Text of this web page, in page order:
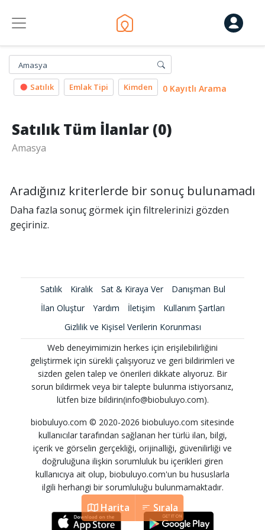
Amasya
Satılık Emlak Tipi Kimden 0 Kayıtlı Arama
Harita Sırala
Harita
Satılık Tüm İlanlar (0)
Amasya
Aradığınız kriterlerde bir sonuç bulunamadı
Daha fazla sonuç görmek için filtrelerinizi gözden
geçiriniz.
Satılık Kiralık Sat & Kiraya Ver
Danışman Bul
İlan Oluştur
Yardım İletişim
Kullanım Şartları
Gizlilik ve Kişisel Verilerin Korunması
Web deneyimimizin herkes için erişilebilirliğini
geliştirmek için sürekli çalışıyoruz ve geri bildirimleri ve
sizden gelen talep ve önerileri dikkate alıyoruz. Bir
sorun bildirmek veya bir talepte bulunma istiyorsanız,
lütfen bize bildirin(info@biobuluyo.com).
biobuluyo.com © 2020-2026 biobuluyo.com sitesinde
kullanıcılar tarafından sağlanan her türlü ilan, bilgi,
içerik ve görselin gerçekliği, orijinalliği, güvenilirliği ve
doğruluğuna ilişkin sorumluluk bu içerikleri giren
kullanıcıya ait olup, biobuluyo.com'un bu hususlarla
ilgili herhangi bir sorumluluğu bulunmamaktadır.